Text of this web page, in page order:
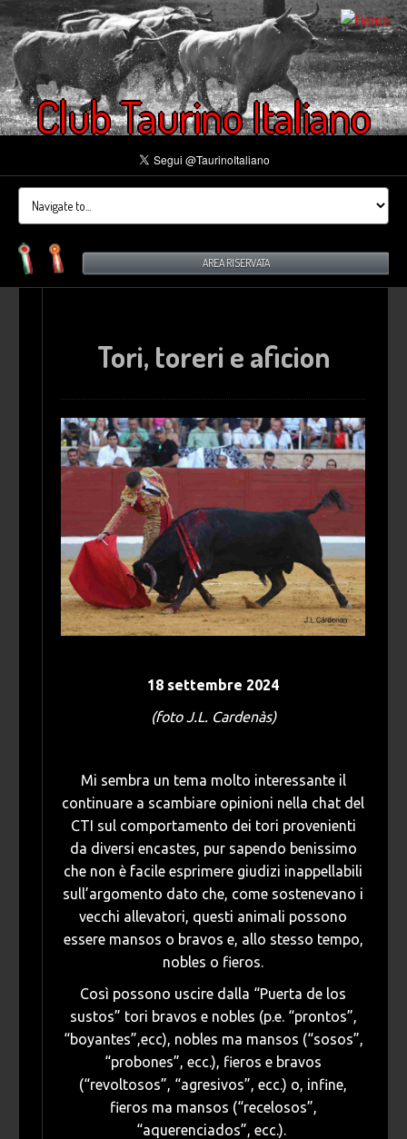
Club Taurino Italiano
AREA RISERVATA
Tori, toreri e aficion
18 settembre 2024
(foto J.L. Cardenàs)
Mi sembra un tema molto interessante il
continuare a scambiare opinioni nella chat del
CTI sul comportamento dei tori provenienti
da diversi encastes, pur sapendo benissimo
che non è facile esprimere giudizi inappellabili
sull’argomento dato che, come sostenevano i
vecchi allevatori, questi animali possono
essere mansos o bravos e, allo stesso tempo,
nobles o fieros.
Così possono uscire dalla “Puerta de los
sustos” tori bravos e nobles (p.e. “prontos”,
“boyantes”,ecc), nobles ma mansos (“sosos”,
“probones”, ecc.), fieros e bravos
(“revoltosos”, “agresivos”, ecc.) o, infine,
fieros ma mansos (“recelosos”,
“aquerenciados”, ecc.).